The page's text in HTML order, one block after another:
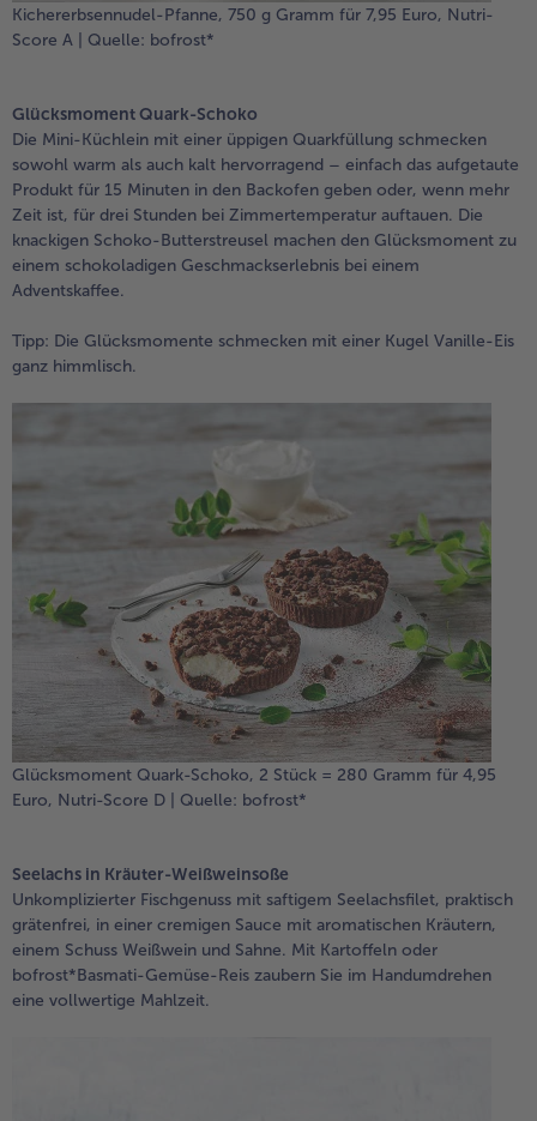
Kichererbsennudel-Pfanne, 750 g Gramm für 7,95 Euro, Nutri-
Score A | Quelle: bofrost*
Glücksmoment Quark-Schoko
Die Mini-Küchlein mit einer üppigen Quarkfüllung schmecken
sowohl warm als auch kalt hervorragend – einfach das aufgetaute
Produkt für 15 Minuten in den Backofen geben oder, wenn mehr
Zeit ist, für drei Stunden bei Zimmertemperatur auftauen. Die
knackigen Schoko-Butterstreusel machen den Glücksmoment zu
einem schokoladigen Geschmackserlebnis bei einem
Adventskaffee.
Tipp: Die Glücksmomente schmecken mit einer Kugel Vanille-Eis
ganz himmlisch.
Glücksmoment Quark-Schoko, 2 Stück = 280 Gramm für 4,95
Euro, Nutri-Score D | Quelle: bofrost*
Seelachs in Kräuter-Weißweinsoße
Unkomplizierter Fischgenuss mit saftigem Seelachsfilet, praktisch
grätenfrei, in einer cremigen Sauce mit aromatischen Kräutern,
einem Schuss Weißwein und Sahne. Mit Kartoffeln oder
bofrost*Basmati-Gemüse-Reis zaubern Sie im Handumdrehen
eine vollwertige Mahlzeit.